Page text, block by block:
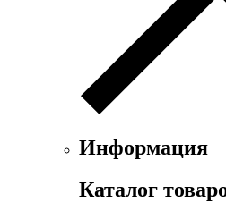
Информация
Каталог